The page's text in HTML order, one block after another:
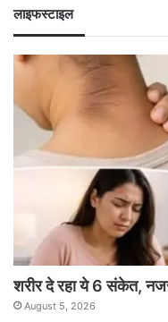
लाइफस्टाइल
शरीर दे रहा ये 6 संकेत,
August 5, 2026